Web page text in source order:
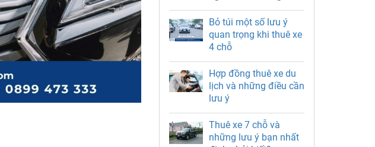
chọn
Bỏ túi một số lưu ý
quan trọng khi thuê xe
4 chỗ
Hợp đồng thuê xe du
lịch và những điều cần
lưu ý
Thuê xe 7 chỗ và
những lưu ý bạn nhất